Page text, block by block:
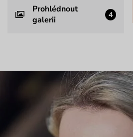
Prohlédnout
galerii
4